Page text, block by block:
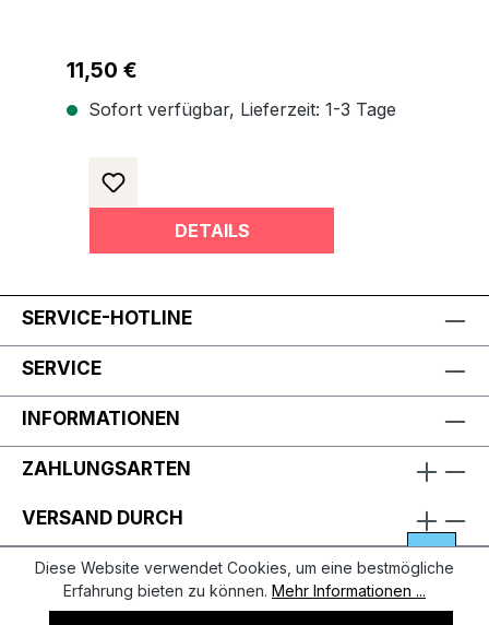
Regulärer Preis:
11,50 €
Sofort verfügbar, Lieferzeit: 1-3 Tage
DETAILS
SERVICE-HOTLINE
SERVICE
INFORMATIONEN
ZAHLUNGSARTEN
VERSAND DURCH
Diese Website verwendet Cookies, um eine bestmögliche
Erfahrung bieten zu können. Mehr Informationen ...